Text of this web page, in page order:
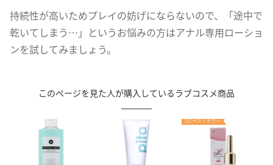
持続性が高いためプレイの妨げにならないので、「途中で
乾いてしまう…」というお悩みの方はアナル専用ローショ
ンを試してみましょう。
このページを見た人が購入しているラブコスメ商品